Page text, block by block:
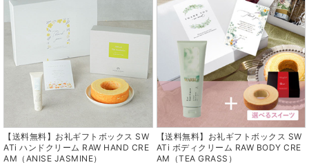
【送料無料】お礼ギフトボックス SW
ATi ハンドクリーム RAW HAND CRE
AM（ANISE JASMINE）
【送料無料】お礼ギフトボックス SW
ATi ボディクリーム RAW BODY CRE
AM（TEA GRASS）